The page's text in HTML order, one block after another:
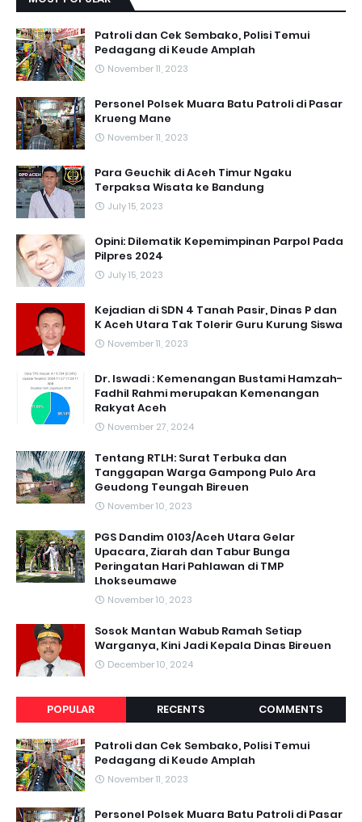
Patroli dan Cek Sembako, Polisi Temui
Pedagang di Keude Amplah
November 11, 2023
Personel Polsek Muara Batu Patroli di Pasar
Krueng Mane
November 11, 2023
Para Geuchik di Aceh Timur Ngaku
Terpaksa Wisata ke Bandung
July 15, 2023
Opini: Dilematik Kepemimpinan Parpol Pada
Pilpres 2024
July 15, 2023
Kejadian di SDN 4 Tanah Pasir, Dinas P dan
K Aceh Utara Tak Tolerir Guru Kurung Siswa
November 11, 2023
Dr. Iswadi : Kemenangan Bustami Hamzah-
Fadhil Rahmi merupakan Kemenangan
Rakyat Aceh
November 27, 2024
Tentang RTLH: Surat Terbuka dan
Tanggapan Warga Gampong Pulo Ara
Geudong Teungah Bireuen
November 10, 2023
PGS Dandim 0103/Aceh Utara Gelar
Upacara, Ziarah dan Tabur Bunga
Peringatan Hari Pahlawan di TMP
Lhokseumawe
November 10, 2023
Sosok Mantan Wabub Ramah Setiap
Warganya, Kini Jadi Kepala Dinas Bireuen
December 10, 2024
POPULAR RECENTS COMMENTS
Patroli dan Cek Sembako, Polisi Temui
Pedagang di Keude Amplah
November 11, 2023
Personel Polsek Muara Batu Patroli di Pasar